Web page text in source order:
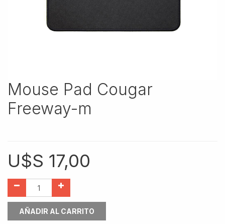
Mouse Pad Cougar
Freeway-m
U$S 17,00
AÑADIR AL CARRITO